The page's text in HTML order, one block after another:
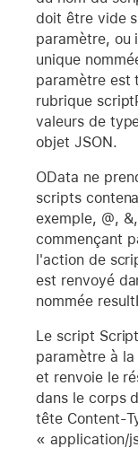
doit être vide
paramètre, ou
unique
paramètre est
rubrique
valeurs de
objet JSON.
OData ne
scripts
exemple, @,
commençant
l'action de
est renvoyé
nommée
Le script
paramètre à
et renvoie le
dans le corps
tête Content-
« application/